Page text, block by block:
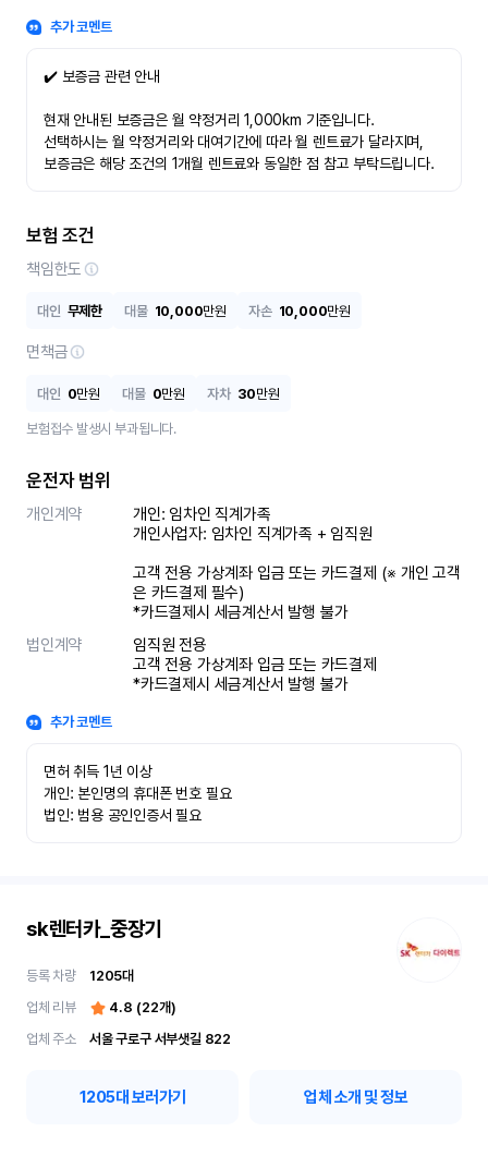
추가 코멘트
✔️ 보증금 관련 안내
현재 안내된 보증금은 월 약정거리 1,000km 기준입니다.
선택하시는 월 약정거리와 대여기간에 따라 월 렌트료가 달라지며,
보증금은 해당 조건의 1개월 렌트료와 동일한 점 참고 부탁드립니다.
보험 조건
책임한도
대인 무제한 대물 10,000만원 자손 10,000만원
면책금
대인 0만원 대물 0만원 자차 30만원
보험접수 발생시 부과됩니다.
운전자 범위
개인계약
개인: 임차인 직계가족
개인사업자: 임차인 직계가족 + 임직원
고객 전용 가상계좌 입금 또는 카드결제 (※ 개인 고객
은 카드결제 필수)
*카드결제시 세금계산서 발행 불가
법인계약
임직원 전용
고객 전용 가상계좌 입금 또는 카드결제
*카드결제시 세금계산서 발행 불가
추가 코멘트
면허 취득 1년 이상
개인: 본인명의 휴대폰 번호 필요
법인: 범용 공인인증서 필요
sk렌터카_중장기
등록 차량 1205대
업체 리뷰
4.8 (22개)
업체 주소
서울 구로구 서부샛길 822
1205대 보러가기 업체 소개 및 정보